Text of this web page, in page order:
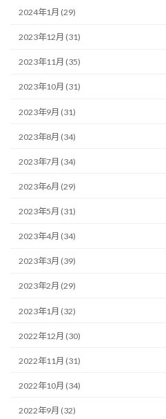
2024年1月 (29)
2023年12月 (31)
2023年11月 (35)
2023年10月 (31)
2023年9月 (31)
2023年8月 (34)
2023年7月 (34)
2023年6月 (29)
2023年5月 (31)
2023年4月 (34)
2023年3月 (39)
2023年2月 (29)
2023年1月 (32)
2022年12月 (30)
2022年11月 (31)
2022年10月 (34)
2022年9月 (32)